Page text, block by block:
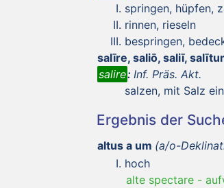
springen, hüpfen,
rinnen, rieseln
bespringen,
salīre, saliō, saliī,
salire: Inf. Präs. Akt.
salzen, mit Salz
Ergebnis der
altus a um (a/o-
hoch
alte spectare -